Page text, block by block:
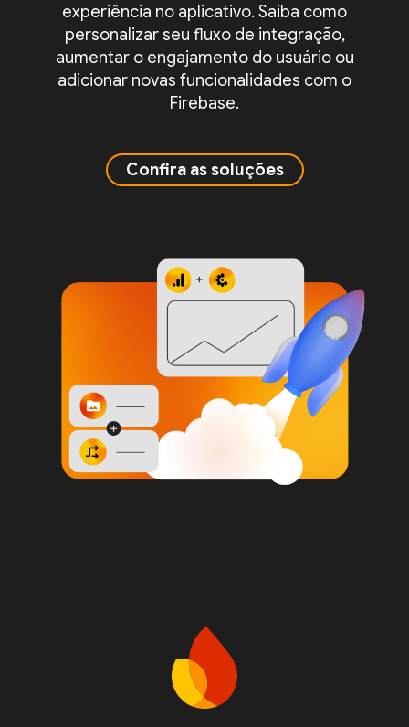
experiência no aplicativo. Saiba como
personalizar seu fluxo de integração,
aumentar o engajamento do usuário ou
adicionar novas funcionalidades com o
Firebase.
Confira as soluções